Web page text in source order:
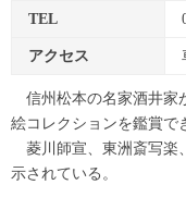
TEL
アクセス
信州松本の名家酒井家
絵コレクションを鑑賞で
菱川師宣、東洲斎写楽
示されている。